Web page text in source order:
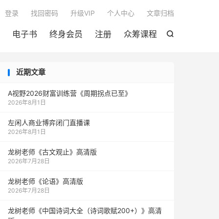

电子书 终身会员 注册 众筹课程
登录 找回密码 升级VIP 个人中心 文章归档
近期文章
A视野2026财富训练营《周期拐点已至》
2026年8月1日
左闲人商业博弈闭门直播课
2026年8月1日
龙树老师《古文观止》高清版
2026年7月28日
龙树老师《论语》高清版
2026年7月28日
龙树老师《中国诗词大全（诗词歌赋200+）》高清